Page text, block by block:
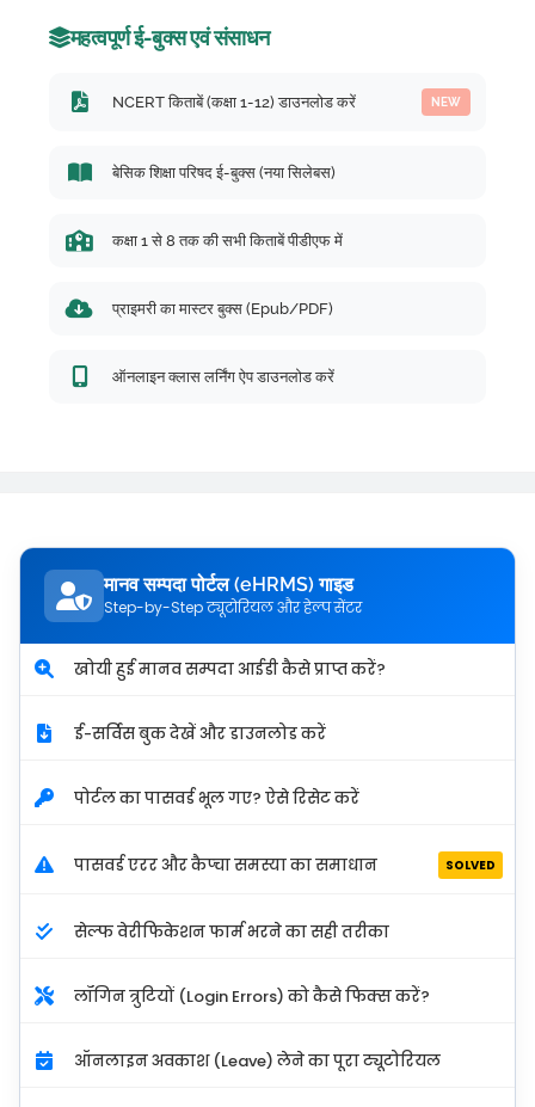
महत्वपूर्ण ई-बुक्स एवं संसाधन
NCERT किताबें (कक्षा 1-12) डाउनलोड करें NEW
बेसिक शिक्षा परिषद ई-बुक्स (नया सिलेबस)
कक्षा 1 से 8 तक की सभी किताबें पीडीएफ में
प्राइमरी का मास्टर बुक्स (Epub/PDF)
ऑनलाइन क्लास लर्निंग ऐप डाउनलोड करें
मानव सम्पदा पोर्टल (eHRMS) गाइड
Step-by-Step ट्यूटोरियल और हेल्प सेंटर
खोयी हुई मानव सम्पदा आईडी कैसे प्राप्त करें?
ई-सर्विस बुक देखें और डाउनलोड करें
पोर्टल का पासवर्ड भूल गए? ऐसे रिसेट करें
पासवर्ड एरर और कैप्चा समस्या का समाधान SOLVED
सेल्फ वेरीफिकेशन फार्म भरने का सही तरीका
लॉगिन त्रुटियों (Login Errors) को कैसे फिक्स करें?
ऑनलाइन अवकाश (Leave) लेने का पूरा ट्यूटोरियल